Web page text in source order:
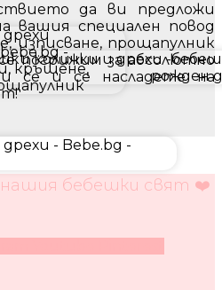
да ви предложи
вашия специален повод
изписване, прощапулник
погрижим за абсолютно
се и се насладете на
бебешки свят ❤️